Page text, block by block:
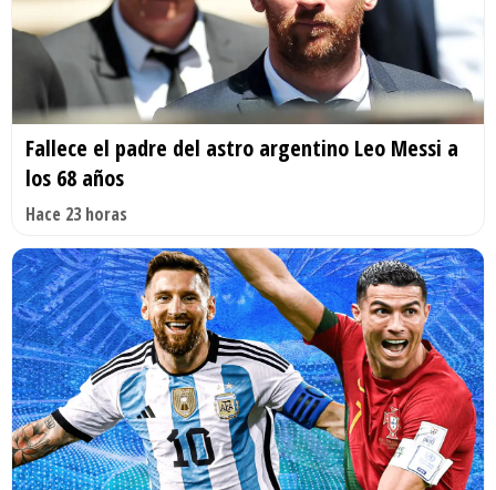
Fallece el padre del astro argentino Leo Messi a
los 68 años
Hace 23 horas